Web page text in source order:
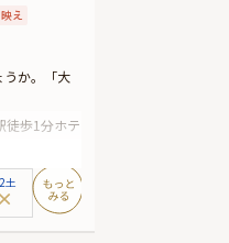
え
うか。「大
徒歩1分ホテ
ったり。ま
品は記憶
トプレー
土